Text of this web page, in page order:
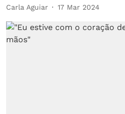
Carla Aguiar 17 Mar 2024